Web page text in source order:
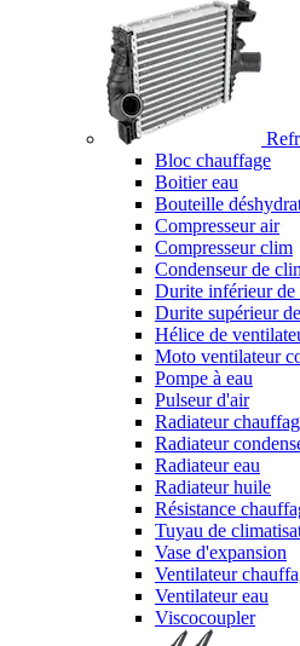
Bloc chauffage
Boitier eau
Bouteille
Compresseur air
Compresseur clim
Condenseur de
Durite inférieur de
Durite supérieur
Hélice de
Moto ventilateur
Pompe à eau
Pulseur d'air
Radiateur
Radiateur
Radiateur eau
Radiateur huile
Résistance
Tuyau de
Vase d'expansion
Ventilateur
Ventilateur eau
Viscocoupler